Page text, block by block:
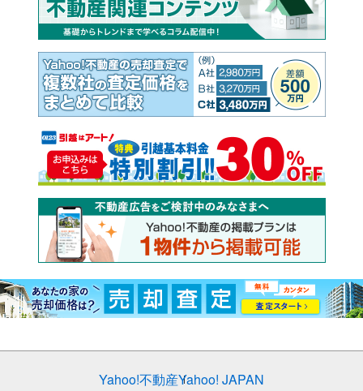
Yahoo!不動産Yahoo! JAPAN